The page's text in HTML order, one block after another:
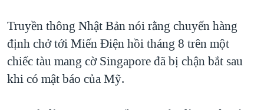
Truyền thông Nhật Bản nói rằng chuyến hàng
định chở tới Miến Điện hồi tháng 8 trên một
chiếc tàu mang cờ Singapore đã bị chận bắt sau
khi có mật báo của Mỹ.